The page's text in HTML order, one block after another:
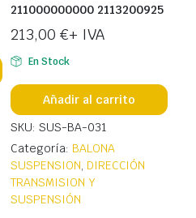
211000000000 2113200925
213,00 €+ IVA
En Stock
Añadir al carrito
SKU: SUS-BA-031
Categoría: BALONA
SUSPENSION, DIRECCIÓN
TRANSMISION Y
SUSPENSIÓN